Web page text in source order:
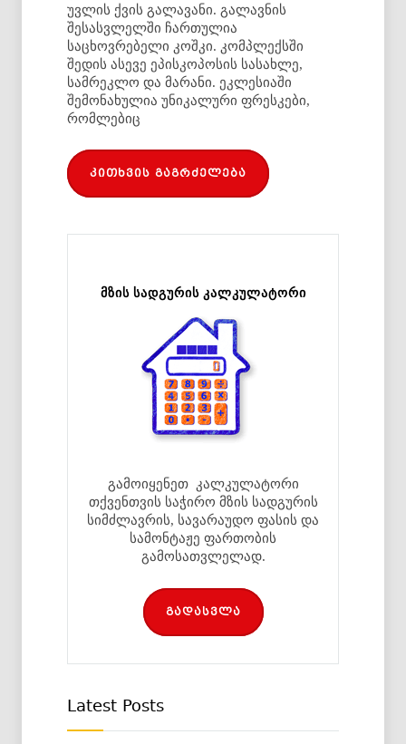
უვლის ქვის გალავანი. გალავნის
შესასვლელში ჩართულია
საცხოვრებელი კოშკი. კომპლექსში
შედის ასევე ეპისკოპოსის სასახლე,
სამრეკლო და მარანი. ეკლესიაში
შემონახულია უნიკალური ფრესკები,
რომლებიც
კითხვის გაგრძელება
მზის სადგურის კალკულატორი
გამოიყენეთ კალკულატორი
თქვენთვის საჭირო მზის სადგურის
სიმძლავრის, სავარაუდო ფასის და
სამონტაჟე ფართობის
გამოსათვლელად.
გადასვლა
Latest Posts